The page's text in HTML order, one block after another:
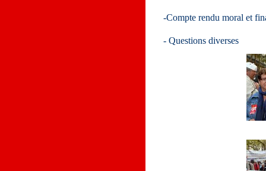
-Compte rendu moral et
- Questions diverses